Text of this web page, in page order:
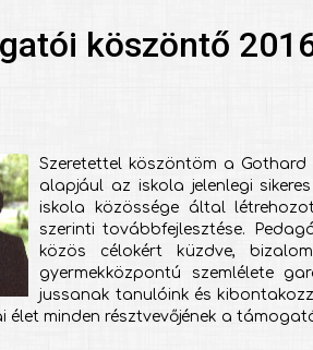
köszöntő
Szeretettel köszöntöm a Gothard
alapjául az iskola jelenlegi
iskola közössége által
szerinti továbbfejlesztése.
közös célokért küzdve,
gyermekközpontú szemlélete
jussanak tanulóink és
élet minden résztvevőjének a